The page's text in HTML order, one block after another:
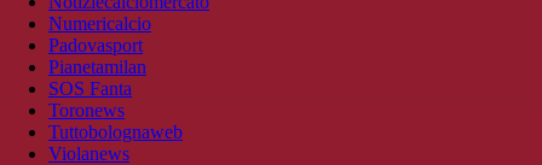
Numericalcio
Padovasport
Pianetamilan
SOS Fanta
Toronews
Tuttobolognaweb
Violanews